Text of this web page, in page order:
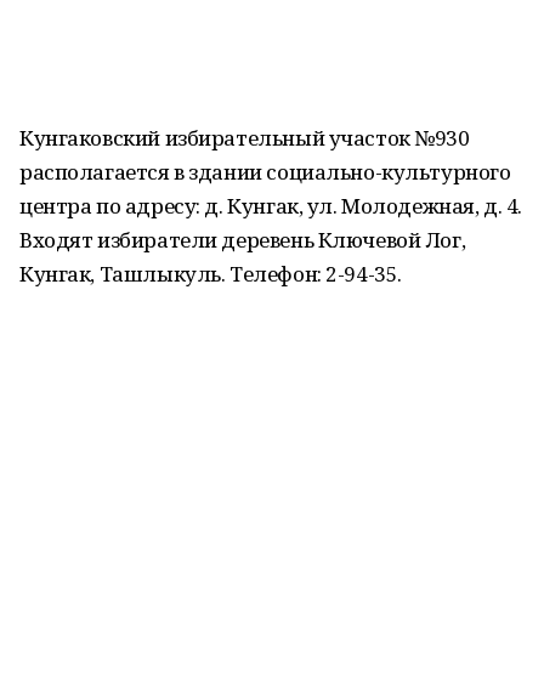
Кунгаковский избирательный участок №930
располагается в здании социально-культурного
центра по адресу: д. Кунгак, ул. Молодежная, д. 4.
Входят избиратели деревень Ключевой Лог,
Кунгак, Ташлыкуль. Телефон: 2-94-35.